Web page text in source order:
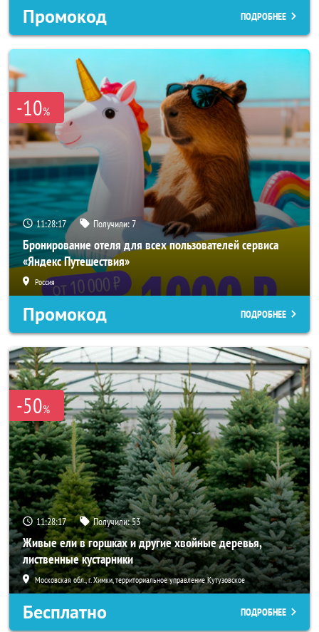
Промокод ПОДРОБНЕЕ
-10%
11:28:15 Получили:7
Бронирование отеля для всех пользователей сервиса
«Яндекс Путешествия»
Россия
Промокод ПОДРОБНЕЕ
-50%
11:28:15 Получили:53
Живые ели в горшках и другие хвойные деревья,
лиственные кустарники
Московская обл., г. Химки, территориальное управление Кутузовское
Бесплатно ПОДРОБНЕЕ